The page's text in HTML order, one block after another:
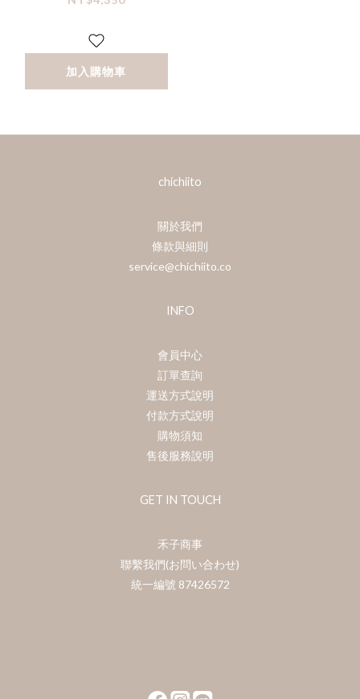
加入購物車
chichiito
關於我們
條款與細則
service@chichiito.co
INFO
會員中心
訂單查詢
運送方式說明
付款方式說明
購物須知
售後服務說明
GET IN TOUCH
禾子商事
聯繫我們(お問い合わせ)
統一編號 87426572